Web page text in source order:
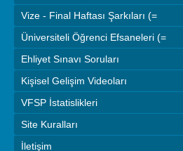
Vize - Final Haftası Şarkıları (=
Üniversiteli Öğrenci Efsaneleri (=
Ehliyet Sınavı Soruları
Kişisel Gelişim Videoları
VFSP İstatislikleri
Site Kuralları
İletişim